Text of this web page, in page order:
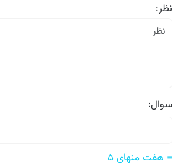
نظر:
سوال:
= هفت منهای ۵